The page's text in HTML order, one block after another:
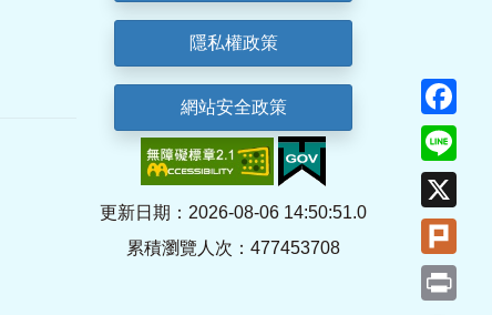
隱私權政策
網站安全政策
更新日期：2026-08-06 14:50:51.0
累積瀏覽人次：477453708